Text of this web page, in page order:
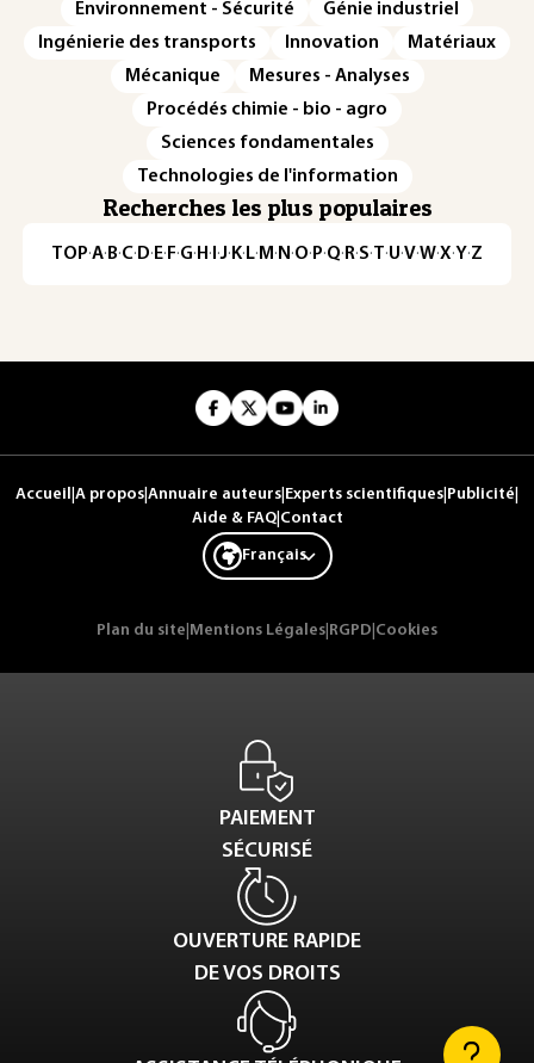
Environnement - Sécurité
Génie industriel
Ingénierie des transports
Innovation
Matériaux
Mécanique
Mesures - Analyses
Procédés chimie - bio - agro
Sciences fondamentales
Technologies de l'information
Recherches les plus populaires
TOP·A·B·C· D· E· F·G· H · ·J· K· L· M · N ·O· P·Q· R·S·T·U·V·W·X·Y·Z
Accueil A propos Annuaire auteurs Experts scientifiques Publicité
Aide & FAQ| Contact
Français
Plan du site Mentions Légales RGPD Cookies
PAIEMENT
SÉCURISÉ
OUVERTURE RAPIDE
DE VOS DROITS